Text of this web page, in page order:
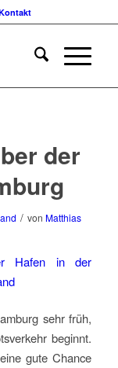
der
/ von Matthias
sehr früh,
beginnt.
gute Chance